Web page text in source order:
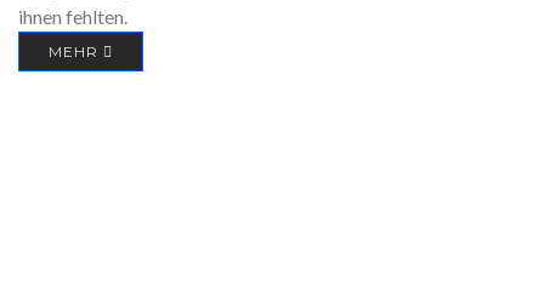
ihnen fehlten.
MEHR